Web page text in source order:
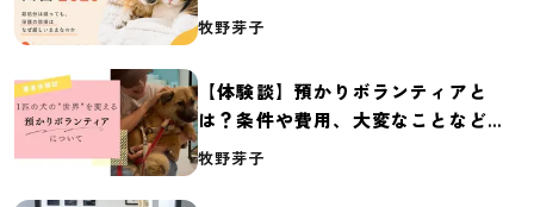
体の実態調査【保護犬・保護猫白書
牧野芽子
【体験談】預かりボランティアと
は？条件や費用、大変なことなど紹
介
牧野芽子